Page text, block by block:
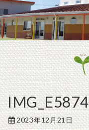
IMG_E5874
2023年12月21日